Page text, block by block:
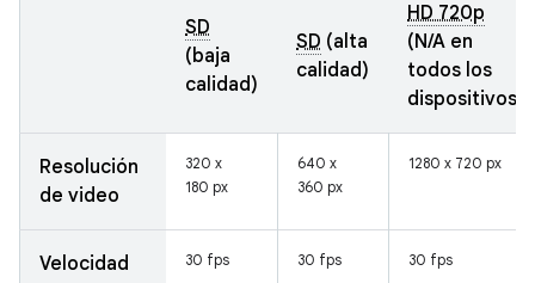
SD
(baja
calidad)
SD (alta
calidad)
HD 720p
(N/A en
todos los
dispositivos)
Resolución
de video
320 x
180 px
640 x
360 px
1280 x 720 px
Velocidad
30 fps 30 fps 30 fps